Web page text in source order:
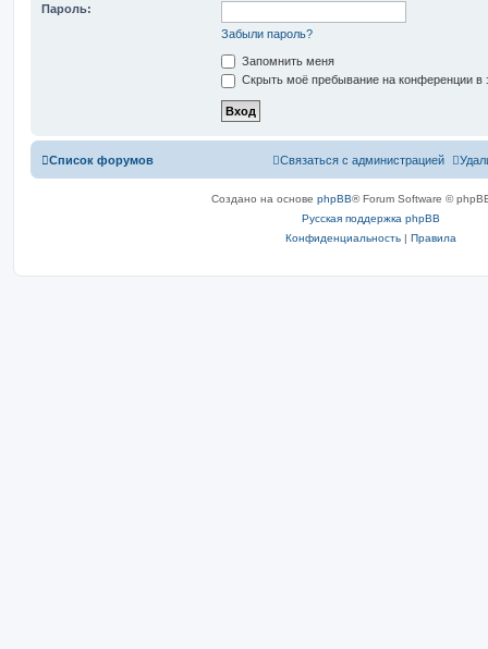
Пароль:
Забыли пароль?
Запомнить меня
Скрыть моё пребывание на конференции в
Список форумов Связаться с администрацией
Создано на основе phpBB® Forum Software ©
Русская поддержка phpBB
Конфиденциальность | Правила